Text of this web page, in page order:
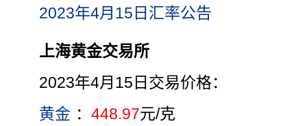
2023年4月15日汇率公告
上海黄金交易所
2023年4月15日交易价格：
黄金 ：448.97元/克